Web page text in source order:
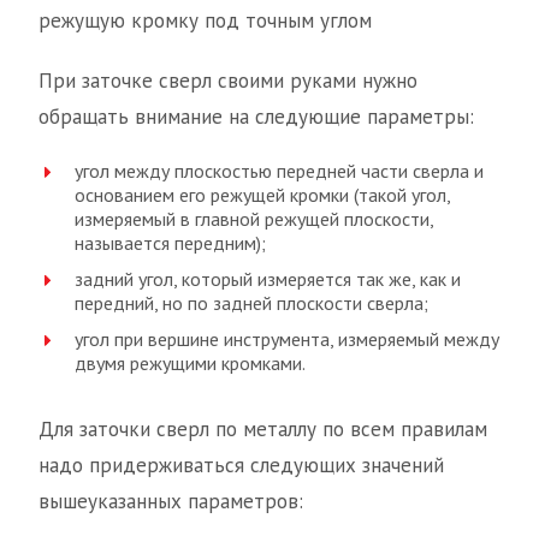
режущую кромку под точным углом
При заточке сверл своими руками нужно
обращать внимание на следующие параметры:
угол между плоскостью передней части сверла и
основанием его режущей кромки (такой угол,
измеряемый в главной режущей плоскости,
называется передним);
задний угол, который измеряется так же, как и
передний, но по задней плоскости сверла;
угол при вершине инструмента, измеряемый между
двумя режущими кромками.
Для заточки сверл по металлу по всем правилам
надо придерживаться следующих значений
вышеуказанных параметров: